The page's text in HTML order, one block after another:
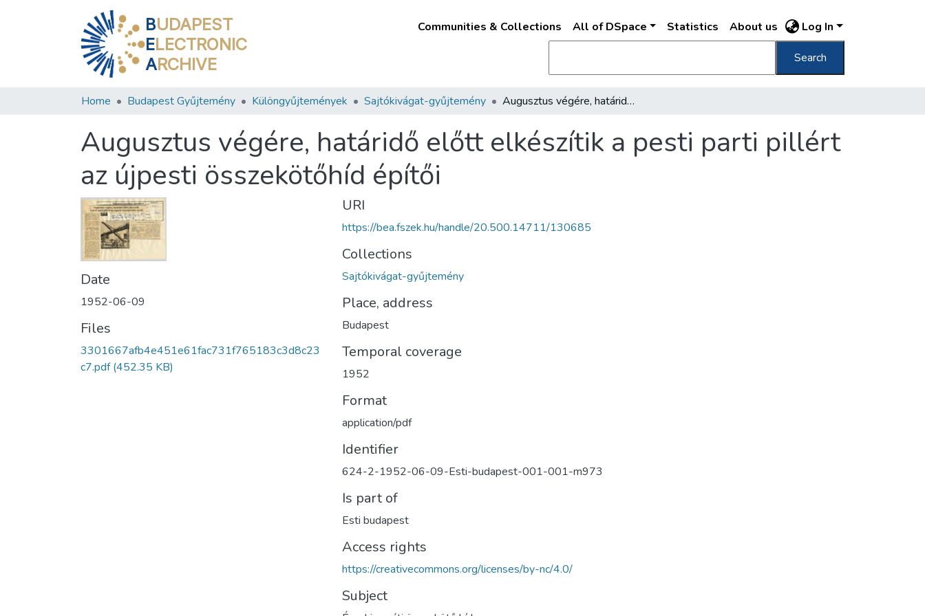
BUDAPEST
ELECTRONIC
ARCHIVE
Communities & Collections All of DSpace Statistics About us Log In
Search
Home Budapest Gyűjtemény Különgyűjtemények Sajtókivágat-gyűjtemény Augusztus végére, határidő előtt elkészítik a pesti parti pillért az újpesti összekötőhíd építői
Augusztus végére, határidő előtt elkészítik a pesti parti pillért
az újpesti összekötőhíd építői
Date
1952-06-09
Files
3301667afb4e451e61fac731f765183c3d8c23
c7.pdf(452.35 KB)
URI
https://bea.fszek.hu/handle/20.500.14711/130685
Collections
Sajtókivágat-gyűjtemény
Place, address
Budapest
Temporal coverage
1952
Format
application/pdf
Identifier
624-2-1952-06-09-Esti-budapest-001-001-m973
Is part of
Esti budapest
Access rights
https://creativecommons.org/licenses/by-nc/4.0/
Subject